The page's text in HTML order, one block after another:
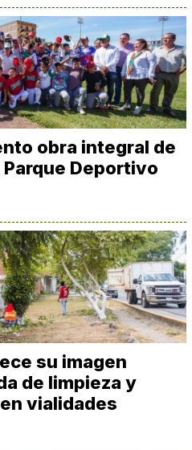
obra integral de
Deportivo
su imagen
de limpieza y
vialidades